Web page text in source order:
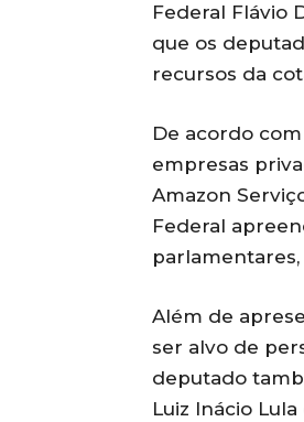
Federal Flávio
que os
recursos da
De acordo
empresas
Amazon
Federal
Além de
ser alvo de
deputado
Luiz Inácio